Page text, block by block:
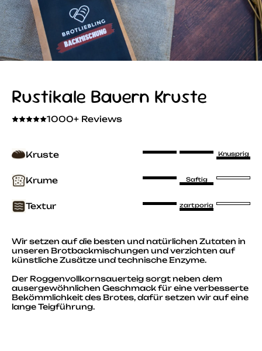
Rustikale Bauern Kruste
1000+ Reviews
Kruste Knusprig
Krume Saftig
Textur zartporig
Wir setzen auf die besten und natürlichen Zutaten in
unseren Brotbackmischungen und verzichten auf
künstliche Zusätze und technische Enzyme.
Der Roggenvollkornsauerteig sorgt neben dem
ausergewöhnlichen Geschmack für eine verbesserte
Bekömmlichkeit des Brotes, dafür setzen wir auf eine
lange Teigführung.